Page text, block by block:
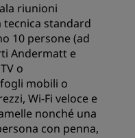
riunioni
standard
10 persone (ad
Andermatt e
o
mobili o
Wi-Fi veloce e
nonché una
con penna,